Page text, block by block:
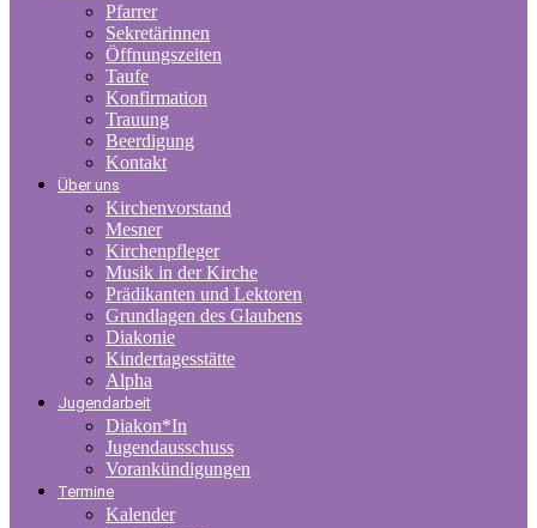
Pfarrer
Sekretärinnen
Öffnungszeiten
Taufe
Konfirmation
Trauung
Beerdigung
Kontakt
Über uns
Kirchenvorstand
Mesner
Kirchenpfleger
Musik in der Kirche
Prädikanten und Lektoren
Grundlagen des Glaubens
Diakonie
Kindertagesstätte
Alpha
Jugendarbeit
Diakon*In
Jugendausschuss
Vorankündigungen
Termine
Kalender